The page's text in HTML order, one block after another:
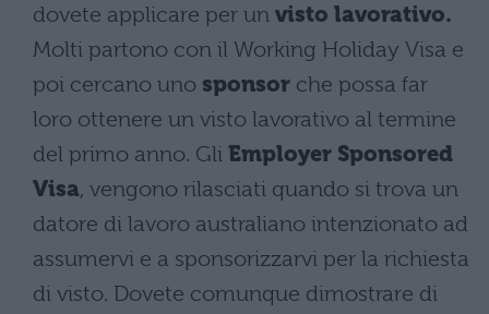
dovete applicare per un visto lavorativo.
Molti partono con il Working Holiday Visa e
poi cercano uno sponsor che possa far
loro ottenere un visto lavorativo al termine
del primo anno. Gli Employer Sponsored
Visa, vengono rilasciati quando si trova un
datore di lavoro australiano intenzionato ad
assumervi e a sponsorizzarvi per la richiesta
di visto. Dovete comunque dimostrare di